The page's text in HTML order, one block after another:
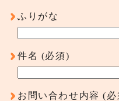
ふりがな
件名 (必須)
お問い合わせ内容 (必